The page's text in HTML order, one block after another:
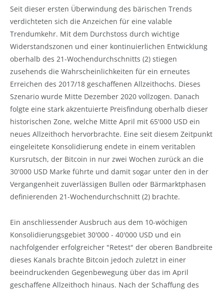
Seit dieser ersten Überwindung des bärischen Trends
verdichteten sich die Anzeichen für eine valable
Trendumkehr. Mit dem Durchstoss durch wichtige
Widerstandszonen und einer kontinuierlichen Entwicklung
oberhalb des 21-Wochendurchschnitts (2) stiegen
zusehends die Wahrscheinlichkeiten für ein erneutes
Erreichen des 2017/18 geschaffenen Allzeithochs. Dieses
Szenario wurde Mitte Dezember 2020 vollzogen. Danach
folgte eine stark akzentuierte Preisfindung oberhalb dieser
historischen Zone, welche Mitte April mit 65'000 USD ein
neues Allzeithoch hervorbrachte. Eine seit diesem Zeitpunkt
eingeleitete Konsolidierung endete in einem veritablen
Kursrutsch, der Bitcoin in nur zwei Wochen zurück an die
30'000 USD Marke führte und damit sogar unter den in der
Vergangenheit zuverlässigen Bullen oder Bärmarktphasen
definierenden 21-Wochendurchschnitt (2) brachte.
Ein anschliessender Ausbruch aus dem 10-wöchigen
Konsolidierungsgebiet 30'000 - 40'000 USD und ein
nachfolgender erfolgreicher "Retest" der oberen Bandbreite
dieses Kanals brachte Bitcoin jedoch zuletzt in einer
beeindruckenden Gegenbewegung über das im April
geschaffene Allzeithoch hinaus. Nach der Schaffung des